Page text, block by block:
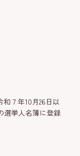
７年10月26日以
選挙人名簿に登録